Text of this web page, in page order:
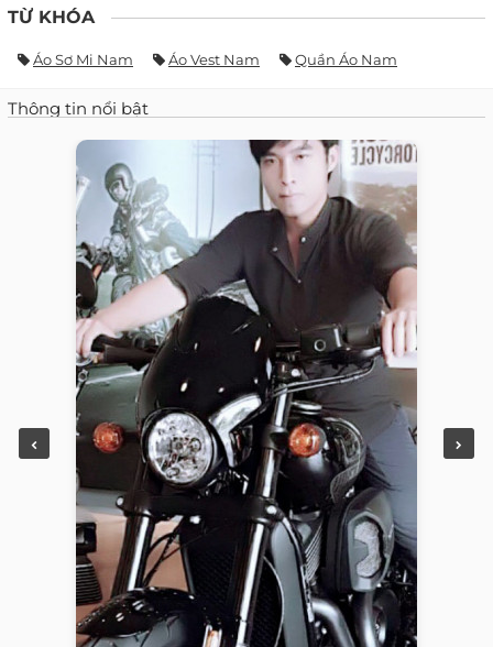
TỪ KHÓA
Áo Sơ Mi Nam Áo Vest Nam Quần Áo Nam
Thông tin nổi bật